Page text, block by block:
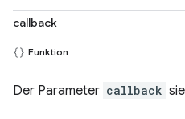
callback
Funktion
Der Parameter callback